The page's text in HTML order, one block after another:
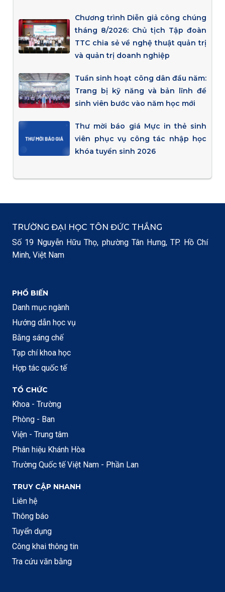
Chương trình Diễn giả công chúng
tháng 8/2026: Chủ tịch Tập đoàn
TTC chia sẻ về nghệ thuật quản trị
và quản trị doanh nghiệp
Tuần sinh hoạt công dân đầu năm:
Trang bị kỹ năng và bản lĩnh để
sinh viên bước vào năm học mới
Thư mời báo giá Mực in thẻ sinh
viên phục vụ công tác nhập học
khóa tuyển sinh 2026
TRƯỜNG ĐẠI HỌC TÔN ĐỨC THẮNG
Số 19 Nguyễn Hữu Thọ, phường Tân Hưng, TP. Hồ Chí
Minh, Việt Nam
PHỔ BIẾN
Danh mục ngành
Hướng dẫn học vụ
Bằng sáng chế
Tạp chí khoa học
Hợp tác quốc tế
TỔ CHỨC
Khoa - Trường
Phòng - Ban
Viện - Trung tâm
Phân hiệu Khánh Hòa
Trường Quốc tế Việt Nam - Phần Lan
TRUY CẬP NHANH
Liên hệ
Thông báo
Tuyển dụng
Công khai thông tin
Tra cứu văn bằng